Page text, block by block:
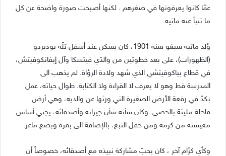
عمّا كانوا يعرفونها في صغرهم . لكنها أصبحت صورة واضحة عن كل
ما تنبأ عنه ماتيه.
وُلد ماتيه سيغو سنة 1901، كان يسكن عند أسفل تلّة بودبردو
(الظهورات)، على بعد خطوتين من والدَي فيتسكا وآل إيفانكوفيتش،
في قطاع بياكوفيتشي الذي شهد ولادة الرؤاة. لم يذهب الى
المدرسة قط وهو لا يعرف لا القراءة ولا الكتابة. طوال حياته، عمل
بكدّ في رقعة الأرض الصغيرة التي ورثها عن والديه، وهي أرض
قاحلة مليئة بالحصى. وكان شأنه شأن جيرانه وأصدقائه، يجني أساس
معيشته من كرمه ومن حقل التبغ، بالإضافة الى بقرة وبضع ماعز.
وكأي كرّام آخر ، كان يحبّ مشاركة نبيذه مع أصدقائه، خصوصاً أن